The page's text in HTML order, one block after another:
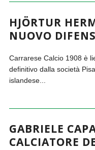
HJÖRTUR
NUOVO
Carrarese Calcio 1908 è
definitivo dalla società
islandese...
GABRIELE
CALCIATORE